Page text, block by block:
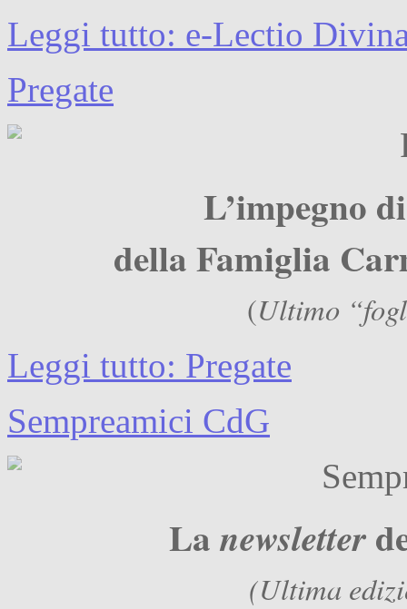
Leggi tutto: e-Lectio
Pregate
L’impegno
della Famiglia
(Ultimo
Leggi tutto: Pregate
Sempreamici CdG
La newsletter
(Ultima